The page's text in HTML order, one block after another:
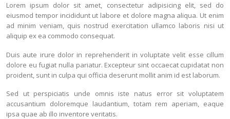
Lorem ipsum dolor sit amet, consectetur adipisicing elit, sed do
eiusmod tempor incididunt ut labore et dolore magna aliqua. Ut enim
ad minim veniam, quis nostrud exercitation ullamco laboris nisi ut
aliquip ex ea commodo consequat.
Duis aute irure dolor in reprehenderit in voluptate velit esse cillum
dolore eu fugiat nulla pariatur. Excepteur sint occaecat cupidatat non
proident, sunt in culpa qui officia deserunt mollit anim id est laborum.
Sed ut perspiciatis unde omnis iste natus error sit voluptatem
accusantium doloremque laudantium, totam rem aperiam, eaque
ipsa quae ab illo inventore veritatis.